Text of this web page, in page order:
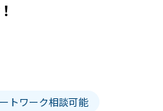
トワーク相談可能